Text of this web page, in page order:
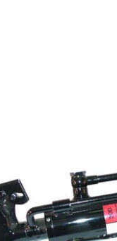
poluga TCVHN 546mm
2